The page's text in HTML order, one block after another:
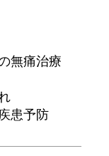
無痛治療
患予防